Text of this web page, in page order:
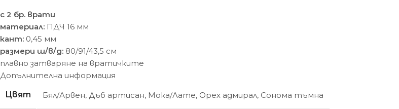
с 2 бр. врати
материал: ПДЧ 16 мм
кант: 0,45 мм
размери ш/в/д: 80/91/43,5 см
плавно затваряне на вратичките
Допълнителна информация
Цвят
Бял/Арвен, Дъб артисан, Мока/Лате, Орех адмирал, Сонома тъмна